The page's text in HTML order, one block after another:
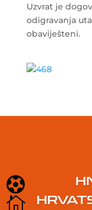
Uzvrat je
odigravanja
obaviješteni.

